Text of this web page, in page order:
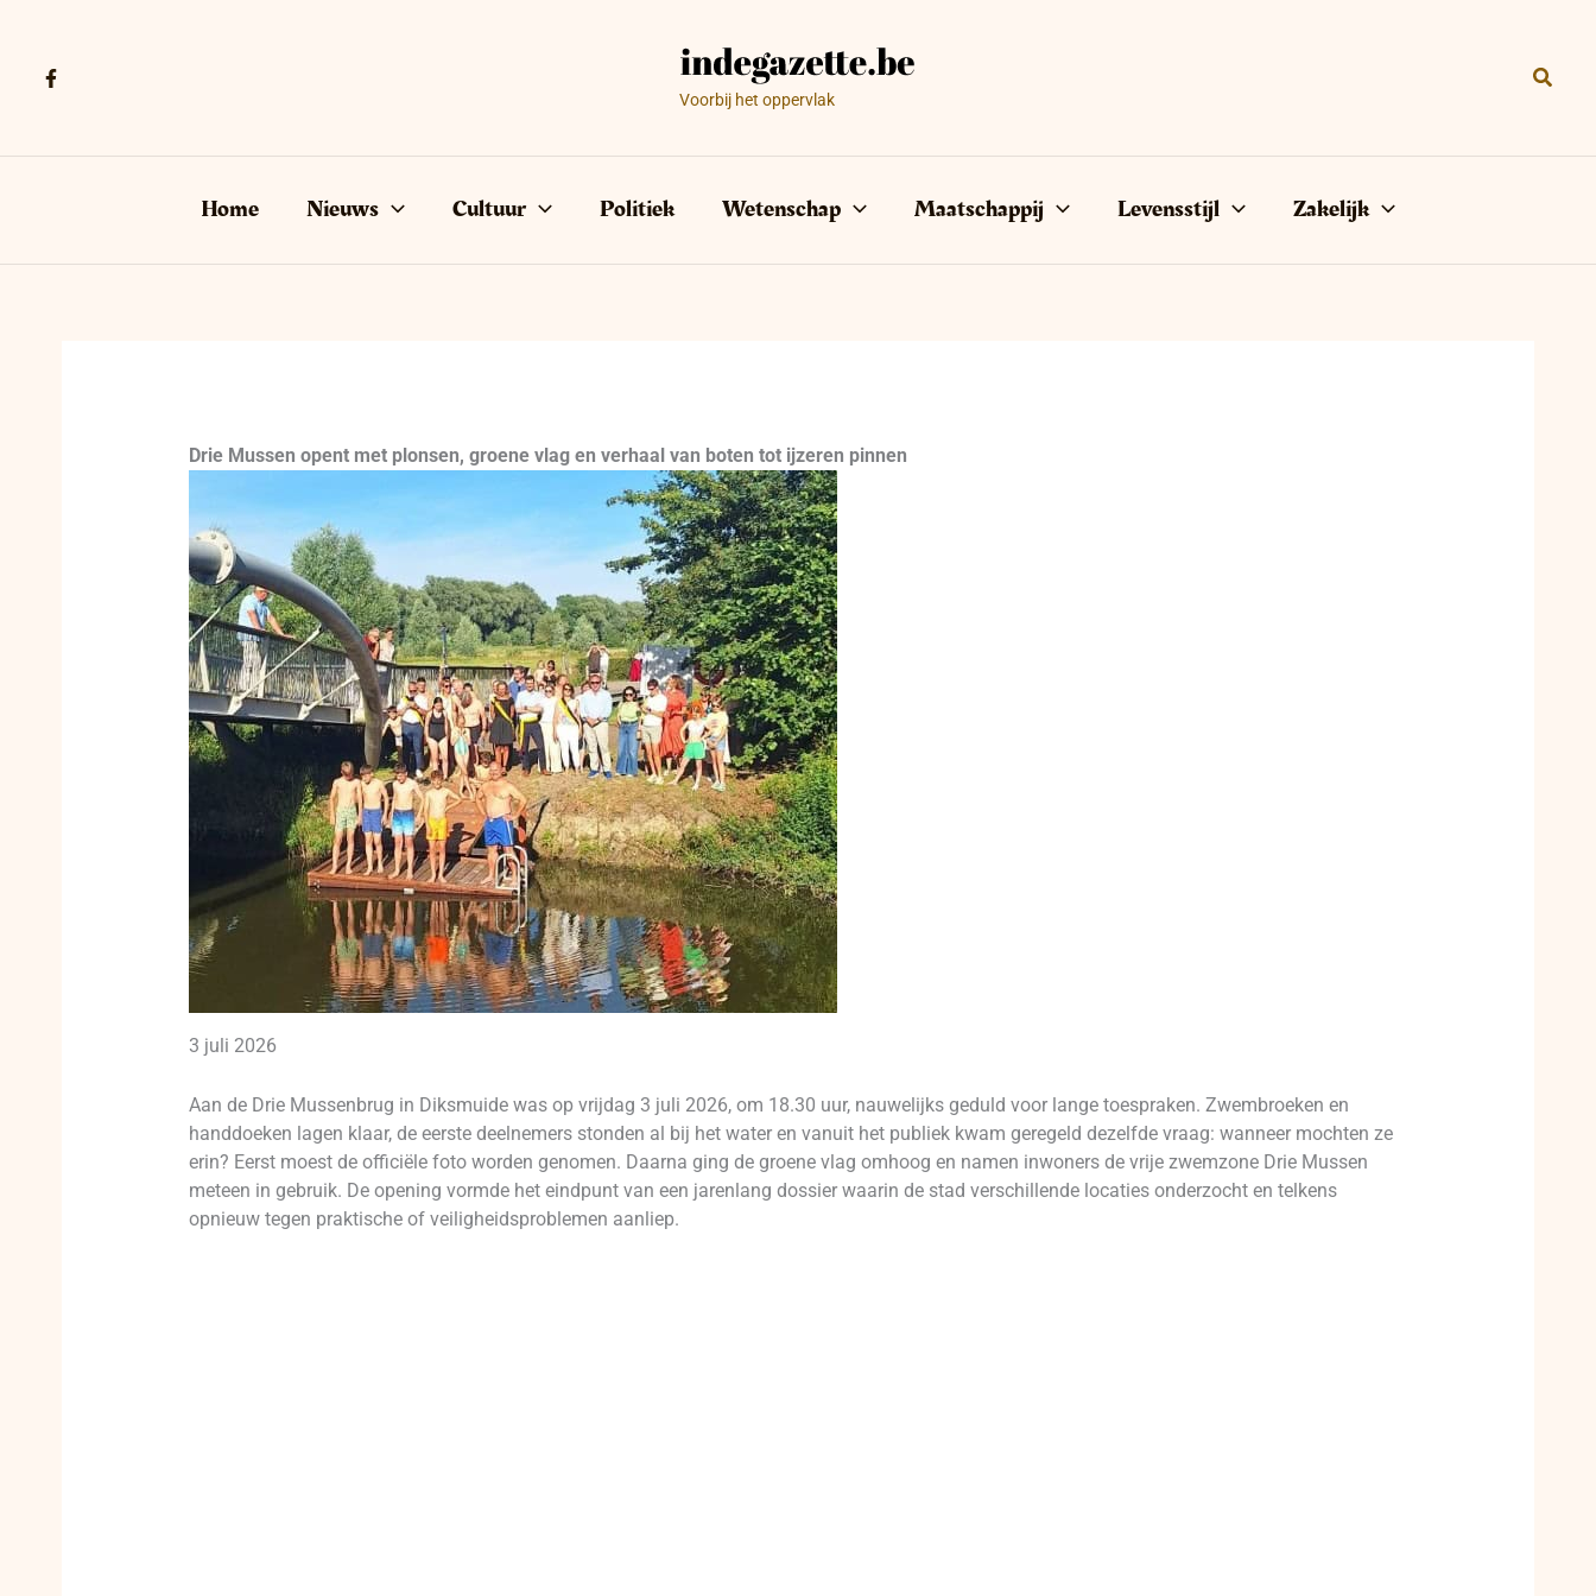
Voorbij het oppervlak
Home Nieuws Cultuur Politiek Wetenschap Maatschappij Levensstijl Zakelijk
Drie Mussen opent met plonsen, groene vlag en verhaal van boten tot ijzeren pinnen
3 juli 2026
Aan de Drie Mussenbrug in Diksmuide was op vrijdag 3 juli 2026, om 18.30 uur, nauwelijks geduld voor lange toespraken. Zwembroeken en
handdoeken lagen klaar, de eerste deelnemers stonden al bij het water en vanuit het publiek kwam geregeld dezelfde vraag: wanneer mochten ze
erin? Eerst moest de officiële foto worden genomen. Daarna ging de groene vlag omhoog en namen inwoners de vrije zwemzone Drie Mussen
meteen in gebruik. De opening vormde het eindpunt van een jarenlang dossier waarin de stad verschillende locaties onderzocht en telkens
opnieuw tegen praktische of veiligheidsproblemen aanliep.